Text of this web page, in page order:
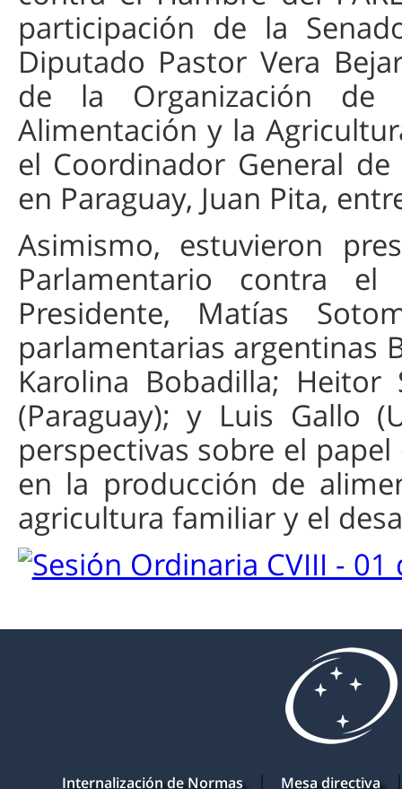
participación de la
Diputado Pastor Vera
de la Organización de
Alimentación y la
el Coordinador General de
en Paraguay, Juan Pita,
Asimismo, estuvieron
Parlamentario contra
Presidente, Matías
parlamentarias argentinas
Karolina Bobadilla; Heitor
(Paraguay); y Luis Gallo
perspectivas sobre el
en la producción de
agricultura familiar y el
Internalización de Normas Mesa directiva